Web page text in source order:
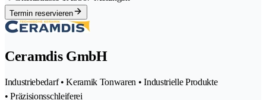
Termin reservieren
Ceramdis GmbH
Industriebedarf • Keramik Tonwaren • Industrielle Produkte
• Präzisionsschleiferei